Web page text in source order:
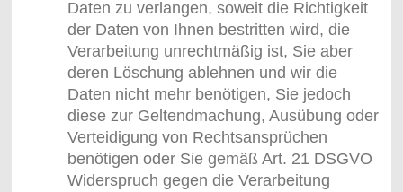
Daten zu verlangen, soweit die Richtigkeit
der Daten von Ihnen bestritten wird, die
Verarbeitung unrechtmäßig ist, Sie aber
deren Löschung ablehnen und wir die
Daten nicht mehr benötigen, Sie jedoch
diese zur Geltendmachung, Ausübung oder
Verteidigung von Rechtsansprüchen
benötigen oder Sie gemäß Art. 21 DSGVO
Widerspruch gegen die Verarbeitung